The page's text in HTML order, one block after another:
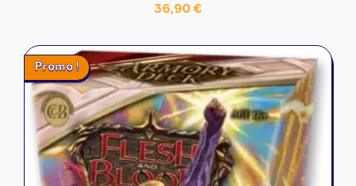
36,90€
Promo !